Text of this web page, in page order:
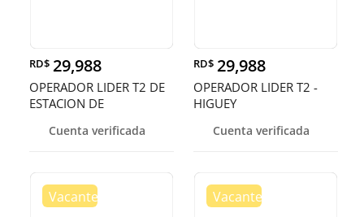
RD$ 29,988
OPERADOR LIDER T2 DE
ESTACION DE
Cuenta verificada
RD$ 29,988
OPERADOR LIDER T2 -
HIGUEY
Cuenta verificada